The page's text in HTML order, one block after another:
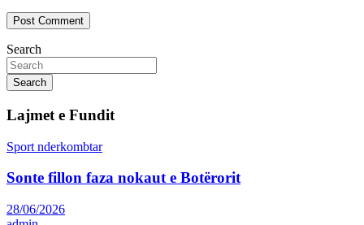
Search
Search
Lajmet e Fundit
Sport nderkombtar
Sonte fillon faza nokaut e Botërorit
28/06/2026